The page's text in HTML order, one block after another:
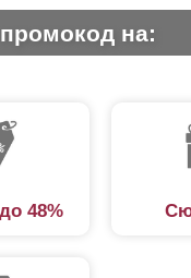
на:
48%